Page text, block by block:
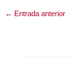
← Entrada anterior